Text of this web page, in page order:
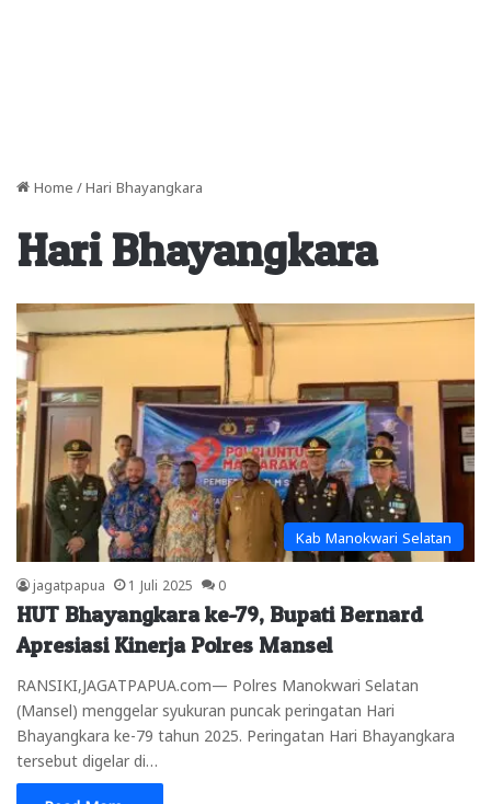
Home / Hari Bhayangkara
Hari Bhayangkara
Kab Manokwari Selatan
jagatpapua 1 Juli 2025 0
HUT Bhayangkara ke-79, Bupati Bernard
Apresiasi Kinerja Polres Mansel
RANSIKI,JAGATPAPUA.com— Polres Manokwari Selatan
(Mansel) menggelar syukuran puncak peringatan Hari
Bhayangkara ke-79 tahun 2025. Peringatan Hari Bhayangkara
tersebut digelar di…